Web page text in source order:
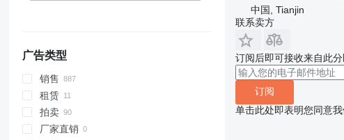
广告类型
销售
租赁
拍卖
厂家直销
中国, Tianjin
联系卖方
订阅后即可接收来自此
订阅
单击此处即表明您同意